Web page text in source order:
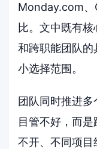
Monday.com、
比。文中既有
和跨职能团队
小选择范围。
团队同时推进
目管不好，而
不开、不同项